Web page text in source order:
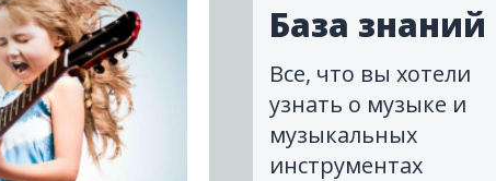
База знаний
Все, что вы хотели
узнать о музыке и
музыкальных
инструментах